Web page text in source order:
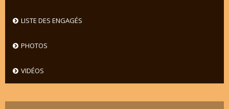
LISTE DES ENGAGÉS
PHOTOS
VIDÉOS